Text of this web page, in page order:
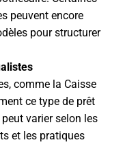
peuvent encore
pour structurer
comme la Caisse
ce type de prêt
varier selon les
et les pratiques